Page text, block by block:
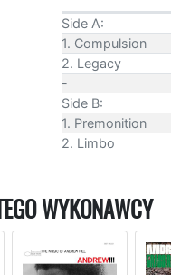
Side A:
1. Compulsion
2. Legacy
-
Side B:
1. Premonition
2. Limbo
WYKONAWCY